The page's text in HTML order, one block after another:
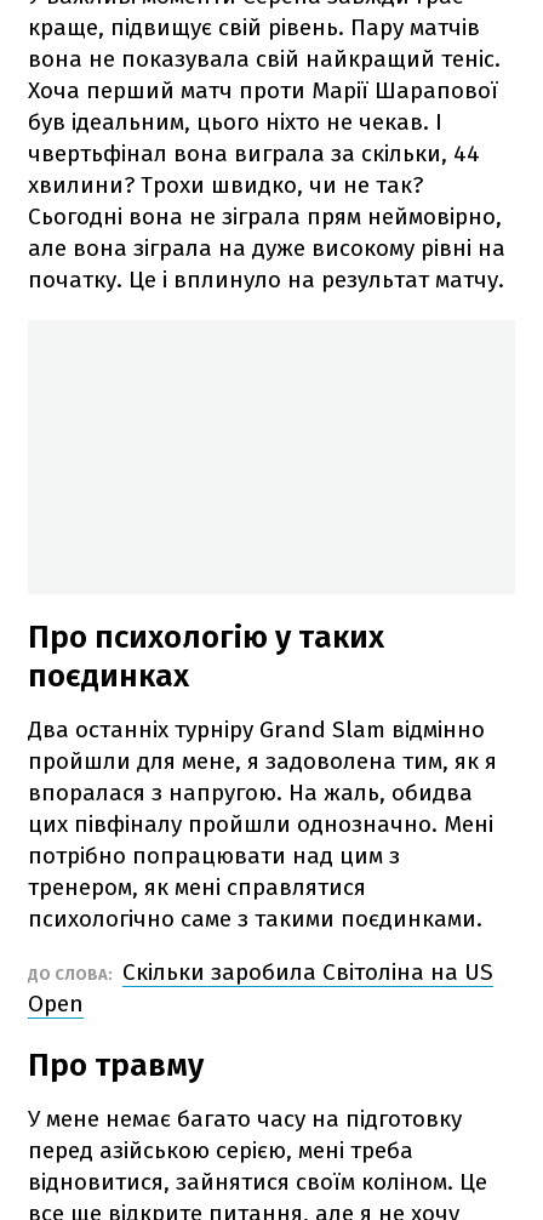
краще, підвищує свій рівень. Пару матчів
вона не показувала свій найкращий теніс.
Хоча перший матч проти Марії Шарапової
був ідеальним, цього ніхто не чекав. І
чвертьфінал вона виграла за скільки, 44
хвилини? Трохи швидко, чи не так?
Сьогодні вона не зіграла прям неймовірно,
але вона зіграла на дуже високому рівні на
початку. Це і вплинуло на результат матчу.
Про психологію у таких
поєдинках
Два останніх турніру Grand Slam відмінно
пройшли для мене, я задоволена тим, як я
впоралася з напругою. На жаль, обидва
цих півфіналу пройшли однозначно. Мені
потрібно попрацювати над цим з
тренером, як мені справлятися
психологічно саме з такими поєдинками.
ДО СЛОВА:
Скільки заробила Світоліна на US
Open
Про травму
У мене немає багато часу на підготовку
перед азійською серією, мені треба
відновитися, зайнятися своїм коліном. Це
все ще відкрите питання, але я не хочу